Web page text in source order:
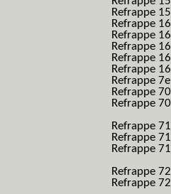
Refrappe
Refrappe
Refrappe
Refrappe
Refrappe
Refrappe
Refrappe
Refrappe
Refrappe
Refrappe
Refrappe
Refrappe
Refrappe
Refrappe